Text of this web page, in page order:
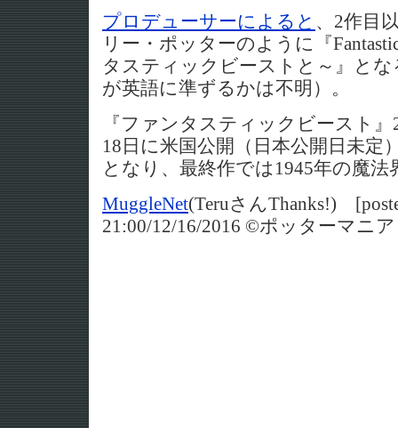
プロデューサーによると 、2作目
リー・ポッターのように『
タスティックビーストと～』と
が英語に準ずるかは不明）。
『ファンタスティックビースト』
18日に米国公開（日本公開日未定
となり、最終作では1945年の魔
MuggleNet(TeruさんThanks!)
21:00/12/16/2016 ©ポッターマニ